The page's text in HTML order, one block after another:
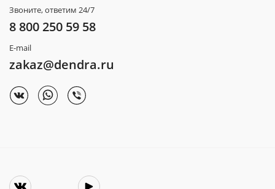
Звоните, ответим 24/7
8 800 250 59 58
E-mail
zakaz@dendra.ru